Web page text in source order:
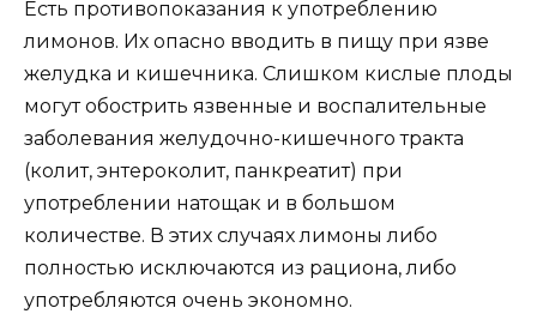
Есть противопоказания к употреблению
лимонов. Их опасно вводить в пищу при язве
желудка и кишечника. Слишком кислые плоды
могут обострить язвенные и воспалительные
заболевания желудочно-кишечного тракта
(колит, энтероколит, панкреатит) при
употреблении натощак и в большом
количестве. В этих случаях лимоны либо
полностью исключаются из рациона, либо
употребляются очень экономно.